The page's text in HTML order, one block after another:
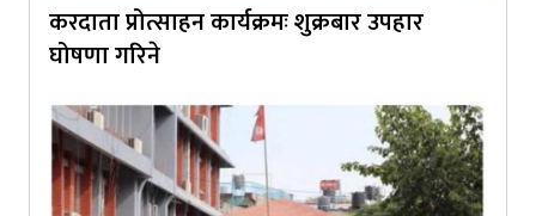
करदाता प्रोत्साहन कार्यक्रमः शुक्रबार उपहार
घोषणा गरिने